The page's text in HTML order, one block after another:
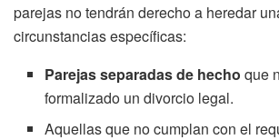
parejas no tendrán derecho a heredar
circunstancias específicas:
Parejas separadas de hecho que
formalizado un divorcio legal.
Aquellas que no cumplan con el